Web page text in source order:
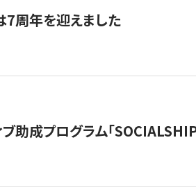
7周年を迎えました
助成プログラム「